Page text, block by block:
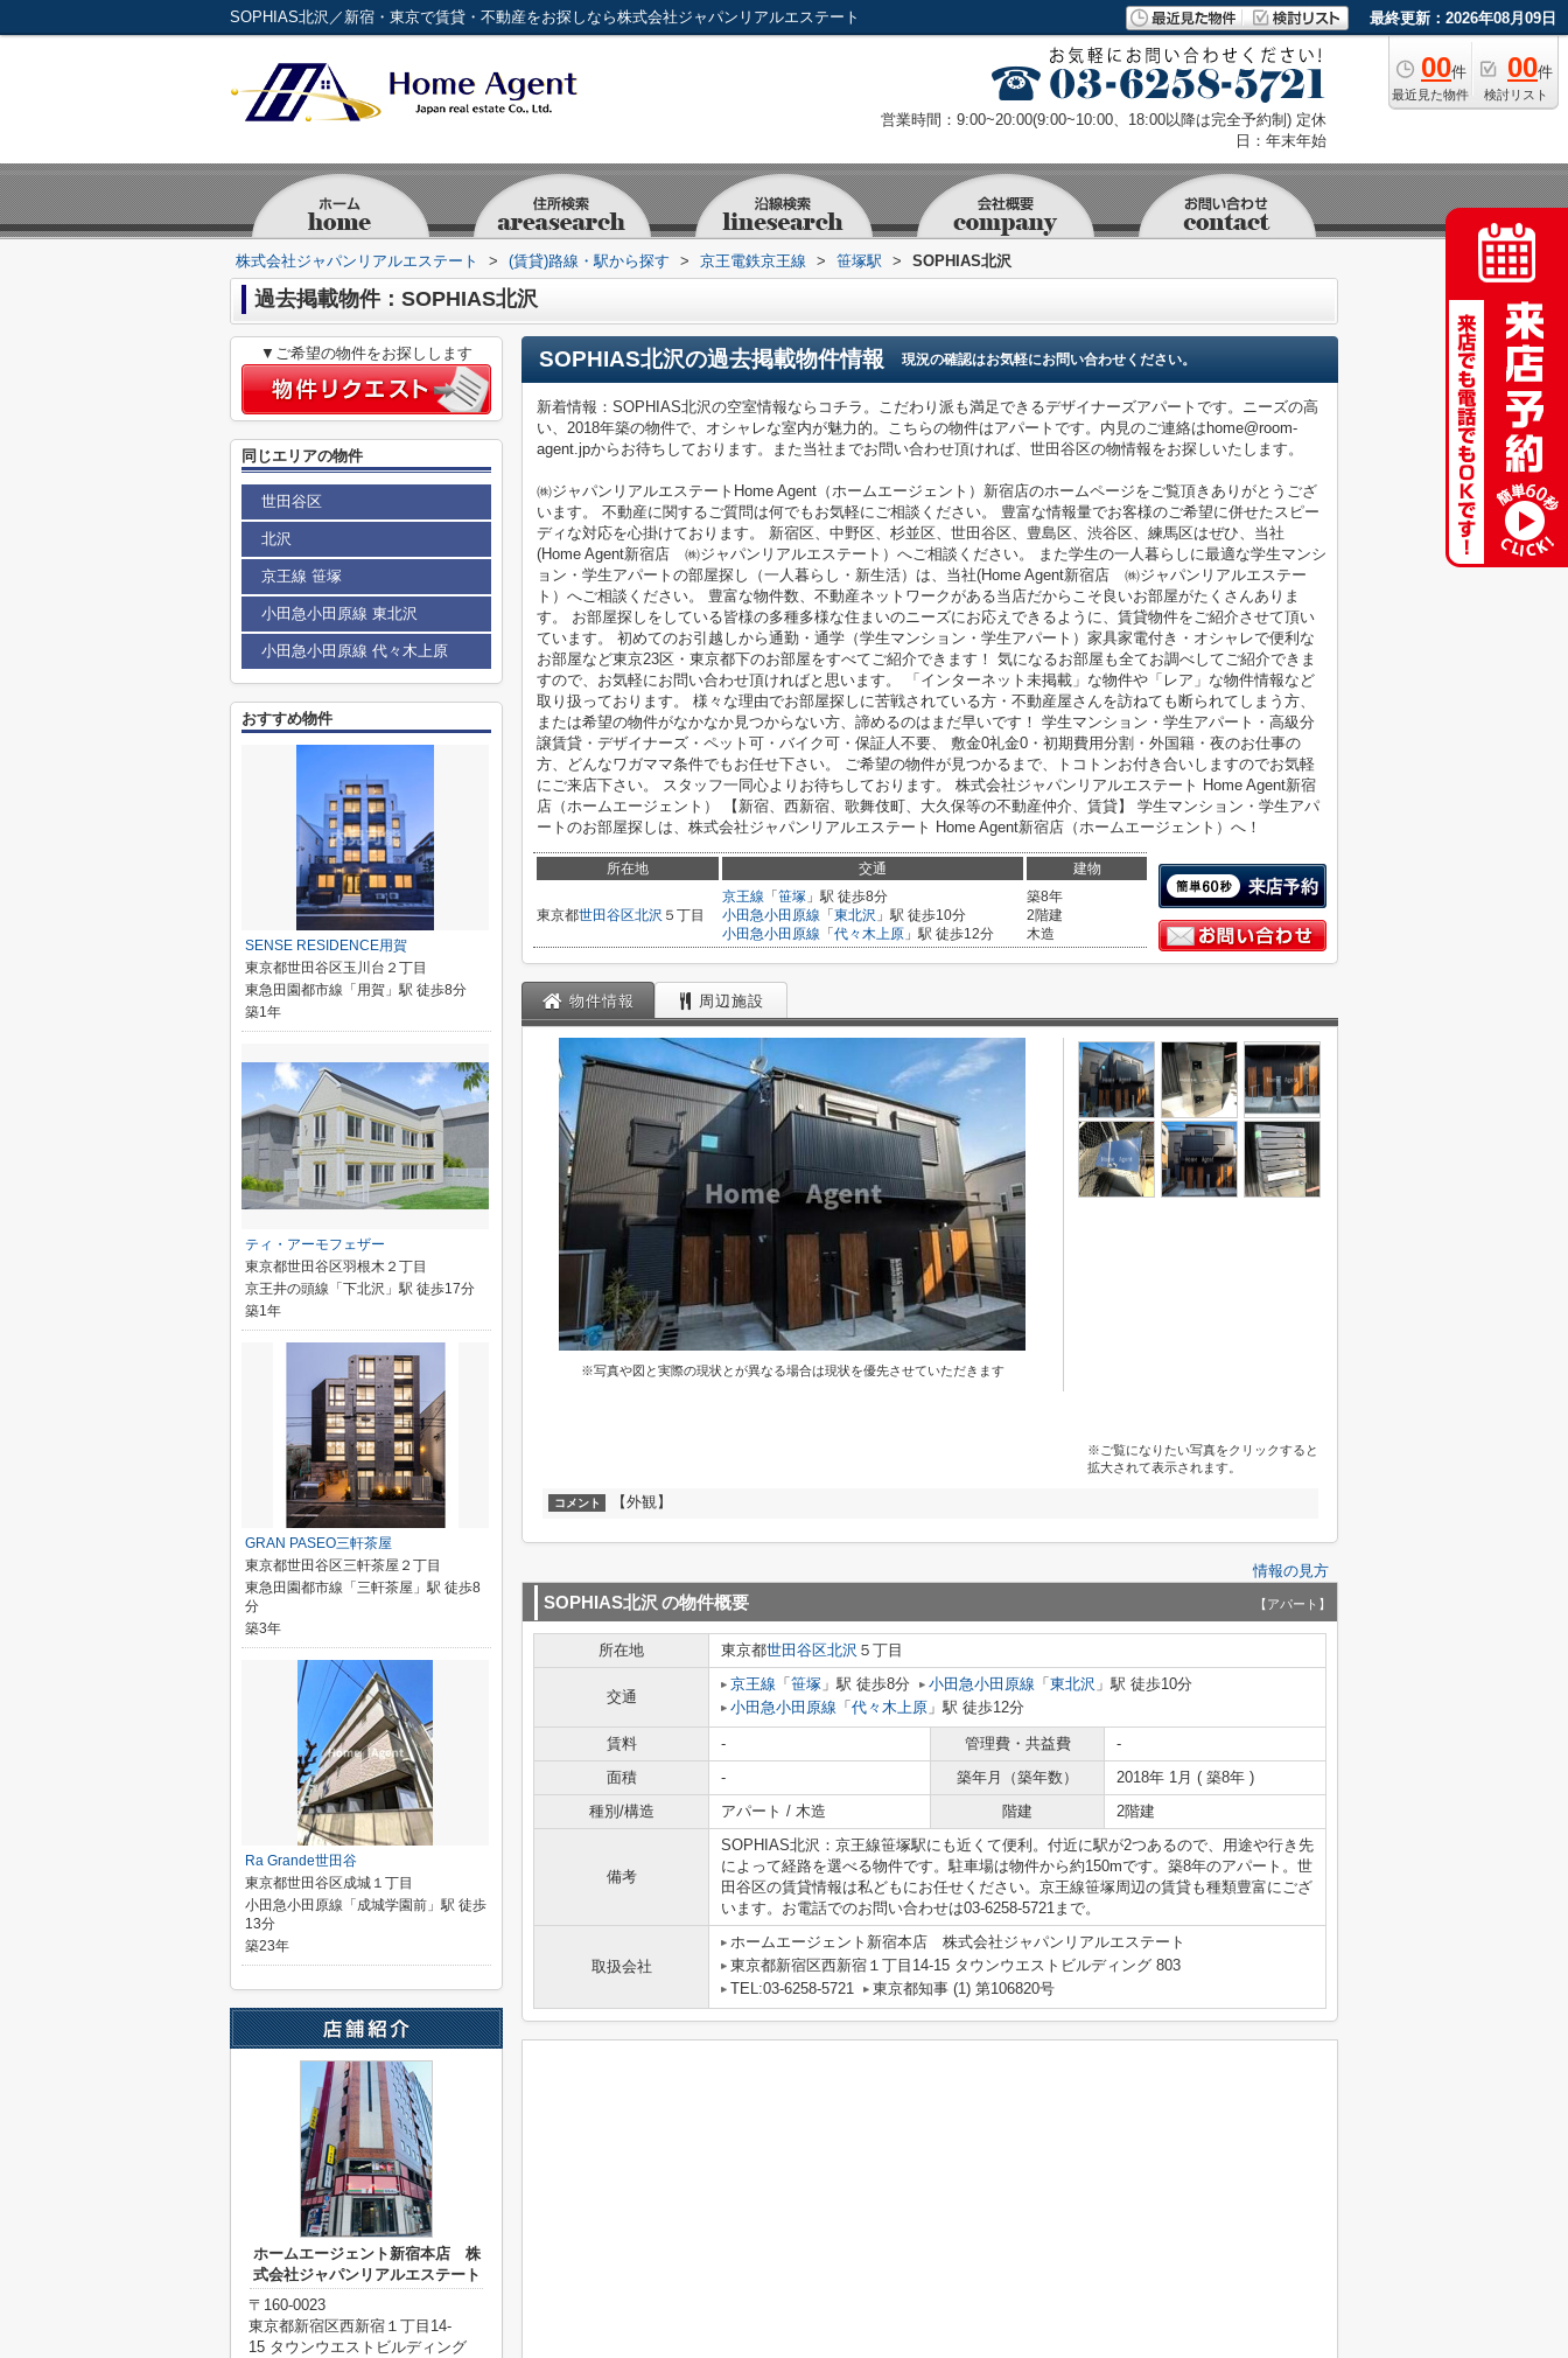
SOPHIAS北沢／新宿・東京で賃貸・不動産をお探しなら株式会社ジャパンリアルエステート 最終更新：2026年08月09日
00件
最近見た物件
00件
検討リスト
営業時間：9:00~20:00(9:00~10:00、18:00以降は完全予約制) 定休
日：年末年始
株式会社ジャパンリアルエステート > (賃貸)路線・駅から探す > 京王電鉄京王線 > 笹塚駅 > SOPHIAS北沢
過去掲載物件：SOPHIAS北沢
SOPHIAS北沢の過去掲載物件情報 現況の確認はお気軽にお問い合わせください。
新着情報：SOPHIAS北沢の空室情報ならコチラ。こだわり派も満足できるデザイナーズアパートです。ニーズの高
い、2018年築の物件で、オシャレな室内が魅力的。こちらの物件はアパートです。内見のご連絡はhome@room-
agent.jpからお待ちしております。また当社までお問い合わせ頂ければ、世田谷区の物情報をお探しいたします。
㈱ジャパンリアルエステートHome Agent（ホームエージェント）新宿店のホームページをご覧頂きありがとうござ
います。 不動産に関するご質問は何でもお気軽にご相談ください。 豊富な情報量でお客様のご希望に併せたスピー
ディな対応を心掛けております。 新宿区、中野区、杉並区、世田谷区、豊島区、渋谷区、練馬区はぜひ、当社
(Home Agent新宿店 ㈱ジャパンリアルエステート）へご相談ください。 また学生の一人暮らしに最適な学生マンシ
ョン・学生アパートの部屋探し（一人暮らし・新生活）は、当社(Home Agent新宿店 ㈱ジャパンリアルエステー
ト）へご相談ください。 豊富な物件数、不動産ネットワークがある当店だからこそ良いお部屋がたくさんありま
す。 お部屋探しをしている皆様の多種多様な住まいのニーズにお応えできるように、賃貸物件をご紹介させて頂い
ています。 初めてのお引越しから通勤・通学（学生マンション・学生アパート）家具家電付き・オシャレで便利な
お部屋など東京23区・東京都下のお部屋をすべてご紹介できます！ 気になるお部屋も全てお調べしてご紹介できま
すので、お気軽にお問い合わせ頂ければと思います。 「インターネット未掲載」な物件や「レア」な物件情報など
取り扱っております。 様々な理由でお部屋探しに苦戦されている方・不動産屋さんを訪ねても断られてしまう方、
または希望の物件がなかなか見つからない方、諦めるのはまだ早いです！ 学生マンション・学生アパート・高級分
譲賃貸・デザイナーズ・ペット可・バイク可・保証人不要、 敷金0礼金0・初期費用分割・外国籍・夜のお仕事の
方、どんなワガママ条件でもお任せ下さい。 ご希望の物件が見つかるまで、トコトンお付き合いしますのでお気軽
にご来店下さい。 スタッフ一同心よりお待ちしております。 株式会社ジャパンリアルエステート Home Agent新宿
店（ホームエージェント） 【新宿、西新宿、歌舞伎町、大久保等の不動産仲介、賃貸】 学生マンション・学生アパ
ートのお部屋探しは、株式会社ジャパンリアルエステート Home Agent新宿店（ホームエージェント）へ！
所在地 交通 建物
東京都世田谷区北沢 ５丁目
京王線 「 笹塚 」駅 徒歩8分
小田急小田原線 「 東北沢 」駅 徒歩10分
小田急小田原線 「 代々木上原 」駅 徒歩12分
築8年
2階建
木造
物件情報 周辺施設
※写真や図と実際の現状とが異なる場合は現状を優先させていただきます
※ご覧になりたい写真をクリックすると
拡大されて表示されます。
コメント 【外観】
情報の見方
SOPHIAS北沢 の物件概要 【アパート】
所在地 東京都世田谷区北沢 ５丁目
交通
京王線 「 笹塚 」駅 徒歩8分 小田急小田原線 「 東北沢 」駅 徒歩10分
小田急小田原線 「 代々木上原 」駅 徒歩12分
賃料 - 管理費・共益費
-
面積
- 築年月（築年数）
2018年 1月 ( 築8年 )
種別/構造
アパート / 木造 階建 2階建
備考
SOPHIAS北沢：京王線笹塚駅にも近くて便利。付近に駅が2つあるので、用途や行き先
によって経路を選べる物件です。駐車場は物件から約150mです。築8年のアパート。世
田谷区の賃貸情報は私どもにお任せください。京王線笹塚周辺の賃貸も種類豊富にござ
います。お電話でのお問い合わせは03-6258-5721まで。
取扱会社
ホームエージェント新宿本店 株式会社ジャパンリアルエステート
東京都新宿区西新宿１丁目14-15 タウンウエストビルディング 803
TEL:03-6258-5721
東京都知事 (1) 第106820号
▼ご希望の物件をお探しします
同じエリアの物件
世田谷区
北沢
京王線 笹塚
小田急小田原線 東北沢
小田急小田原線 代々木上原
おすすめ物件
SENSE RESIDENCE用賀
東京都世田谷区玉川台２丁目
東急田園都市線「用賀」駅 徒歩8分
築1年
ティ・アーモフェザー
東京都世田谷区羽根木２丁目
京王井の頭線「下北沢」駅 徒歩17分
築1年
GRAN PASEO三軒茶屋
東京都世田谷区三軒茶屋２丁目
東急田園都市線「三軒茶屋」駅 徒歩8
分
築3年
Ra Grande世田谷
東京都世田谷区成城１丁目
小田急小田原線「成城学園前」駅 徒歩
13分
築23年
ホームエージェント新宿本店 株
式会社ジャパンリアルエステート
〒160-0023
東京都新宿区西新宿１丁目14-
15 タウンウエストビルディング